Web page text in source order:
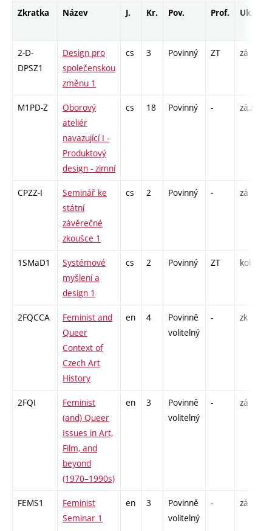
Zkratka Název J. Kr. Pov. Prof. Uk.
2-D-
DPSZ1
Design pro
společenskou
změnu 1
cs 3 Povinný ZT zá
M1PD-Z
Oborový
ateliér
navazující I -
Produktový
design - zimní
cs 18 Povinný - zá,zk
CPZZ-I
Seminář ke
státní
závěrečné
zkoušce 1
cs 2 Povinný - zá
1SMaD1
Systémové
myšlení a
design 1
cs 2 Povinný ZT kol
2FQCCA
Feminist and
Queer
Context of
Czech Art
History
en 4
Povinně
volitelný
- zk
2FQI
Feminist
(and) Queer
Issues in Art,
Film, and
beyond
(1970–1990s)
en 3
Povinně
volitelný
- zá
FEMS1
Feminist
Seminar 1
en 3
Povinně
volitelný
- zá